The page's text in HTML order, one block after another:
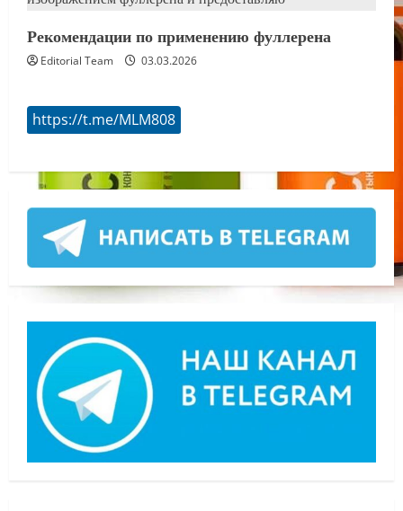
Рекомендации по применению фуллерена
Editorial Team 03.03.2026
https://t.me/MLM808